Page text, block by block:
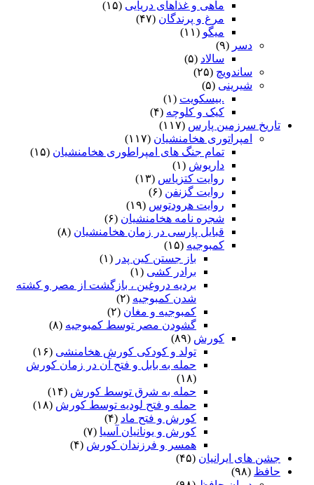
ماهی و غذاهای دریایی (۱۵)
مرغ و پرندگان (۴۷)
میگو (۱۱)
دسر (۹)
سالاد (۵)
ساندویچ (۲۵)
شیرینی (۵)
.بیسکویت (۱)
کیک و کلوچه (۴)
تاریخ سرزمین پارس (۱۱۷)
امپراتوری هخامنشیان (۱۱۷)
تمام جنگ های امپراطوری هخامنشیان (۱۵)
داریوش (۱)
روایت کتزیاس (۱۳)
روایت گزنفن (۶)
روایت هرودتوس (۱۹)
شجره نامه هخامنشیان (۶)
قبایل پارسی در زمان هخامنشیان (۸)
کمبوجیه (۱۵)
باز جستن کین پدر (۱)
برادر کشی (۱)
بردیه دروغین ، بازگشت از مصر و کشته
شدن کمبوجیه (۲)
کمبوجیه و مغان (۲)
گشودن مصر توسط کمبوجیه (۸)
کورش (۸۹)
تولد و کودکی کورش هخامنشی (۱۶)
حمله به بابل و فتح آن در زمان کورش
(۱۸)
حمله به شرق توسط کورش (۱۴)
حمله و فتح لودیه توسط کورش (۱۸)
کورش و فتح ماد (۴)
کورش و یونانیان آسیا (۷)
همسر و فرزندان کورش (۴)
جشن های ایرانیان (۴۵)
حافظ (۹۸)